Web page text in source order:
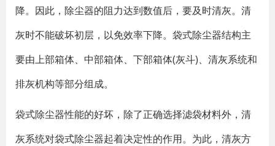
降。因此，除尘器的阻力达到数值后，要及时清灰。清
灰时不能破坏初层，以免效率下降。袋式除尘器结构主
要由上部箱体、中部箱体、下部箱体(灰斗)、清灰系统和
排灰机构等部分组成。
袋式除尘器性能的好坏，除了正确选择滤袋材料外，清
灰系统对袋式除尘器起着决定性的作用。为此，清灰方